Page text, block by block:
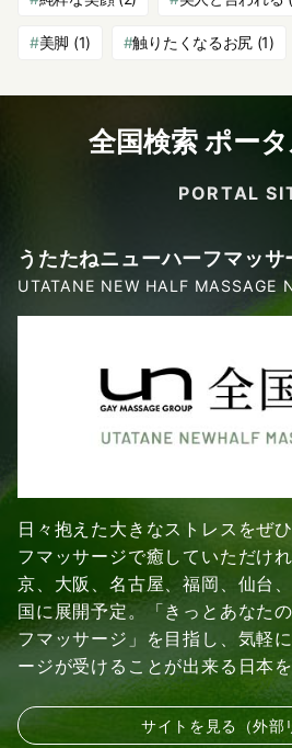
美脚 (1) 触りたくなるお尻 (1)
全国検索 ポー
PORTAL
うたたねニューハーフマッ
UTATANE NEW HALF MASSAGE
日々抱えた大きなストレスをぜ
フマッサージで癒していただけ
京、大阪、名古屋、福岡、仙台
国に展開予定。「きっとあなた
フマッサージ」を目指し、気軽
ージが受けることが出来る日本を
サイトを見る（外部